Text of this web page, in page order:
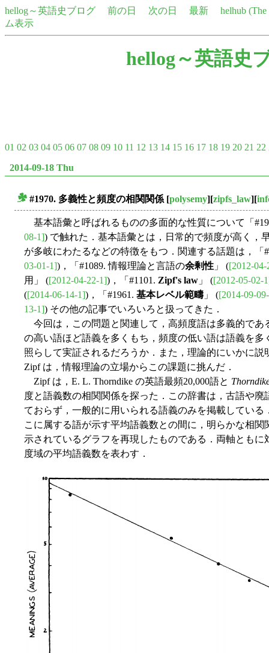
hellog～英語史ブログ 前の日 次の日 最新
helhub
ム表示
hellog～英語史
01 02 03 04 05 06 07 08 09 10 11 12 13 14 15 16 17 18 19 20 21 22
2014-09-18 Thu
#1970. 多義性と頻度の相関関係 [polysemy][zipfs_law][
基本語彙と呼ばれるものの多面的な性質について「
08-1]) で触れた．基本語彙とは，日常的で頻度が高く，
が多岐にわたるなどの特徴をもつ．関連する話題は，「
03-01-1])，「#1089. 情報理論と言語の余剰性 」 ([2012-04-
用」 ([2012-04-22-1])，「#1101. Zipf's law 」 ([2012-05-02-
([2014-06-14-1])，「#1961. 基本レベル範疇 」 ([2014-09-
13-1]) その他の記事でいろいろと扱ってきた．
今回は，この問題と関連して，高頻度語は多義的であ
の高い語ほど語義を多くもち，頻度の低い語は語義を
照らして実証されるだろうか．また，理論的にいかに
Zipf は，情報理論の立場からこの課題に挑んだ．
Zipf は，E. L. Thorndike の英語最頻20,000語と
度と語義数の相関関係を探った．この辞書は，古語や廃
ておらず，一般的に用いられる語義のみを掲載してい
こに属する語が示す平均語義数との間に，明らかな相
示されているグラフを再現したものである．両軸とも
度域の平均語義数を表わす．